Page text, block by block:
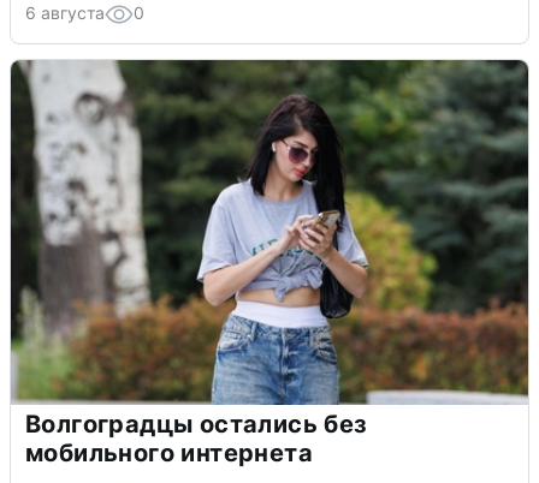
6 августа 0
Волгоградцы остались без
мобильного интернета